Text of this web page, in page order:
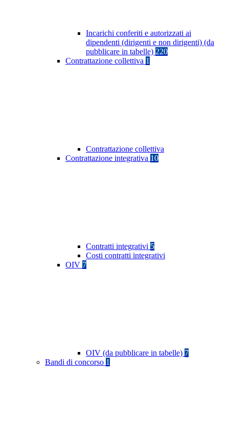
Incarichi conferiti e autorizzati ai
dipendenti (dirigenti e non dirigenti) (da
pubblicare in tabelle) 220
Contrattazione collettiva 1
Contrattazione collettiva
Contrattazione integrativa 10
Contratti integrativi 5
Costi contratti integrativi
OIV 7
OIV (da pubblicare in tabelle) 7
Bandi di concorso 1